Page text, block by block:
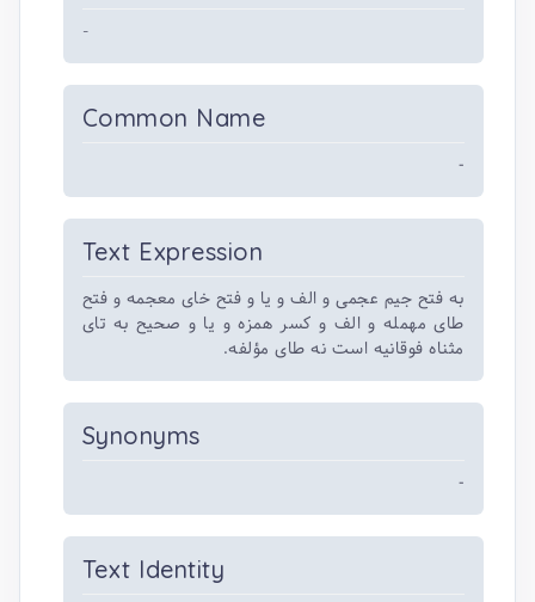
-
Common Name
-
Text Expression
به فتح جیم عجمی و الف و یا و فتح خای معجمه و فتح
طای مهمله و الف و کسر همزه و یا و صحیح به تای
مثناه فوقانیه است نه طای مؤلفه.
Synonyms
-
Text Identity